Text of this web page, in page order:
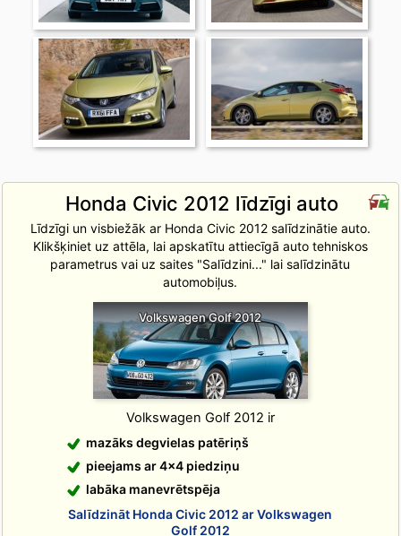
Honda Civic 2012 līdzīgi auto
Līdzīgi un visbiežāk ar Honda Civic 2012 salīdzinātie auto.
Klikšķiniet uz attēla, lai apskatītu attiecīgā auto tehniskos
parametrus vai uz saites "Salīdzini..." lai salīdzinātu
automobiļus.
Volkswagen Golf 2012
Volkswagen Golf 2012 ir
mazāks degvielas patēriņš
pieejams ar 4x4 piedziņu
labāka manevrētspēja
Salīdzināt Honda Civic 2012 ar Volkswagen
Golf 2012